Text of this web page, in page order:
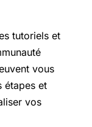
tutoriels et
vous
étapes et
vos